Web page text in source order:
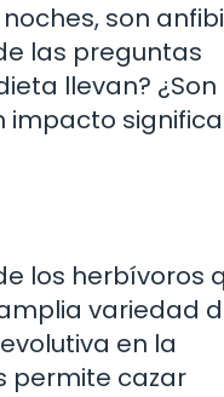
son
las preguntas
llevan? ¿Son
impacto
los herbívoros
variedad
en la
permite cazar